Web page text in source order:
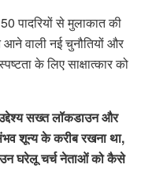
पादरियों से मुलाकात की
वाली नई चुनौतियों और
के लिए साक्षात्कार को
सख्त लॉकडाउन और
शून्य के करीब रखना था,
उन घरेलू चर्च नेताओं को कैसे